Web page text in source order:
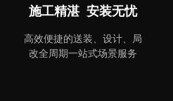
施工精湛 安装无忧
高效便捷的送装、设计、局
改全周期一站式场景服务